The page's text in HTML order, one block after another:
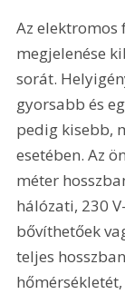
Az elektromos
megjelenése
sorát.
gyorsabb és
pedig kisebb,
esetében. Az
méter
hálózati, 230
bővíthetőek
teljes